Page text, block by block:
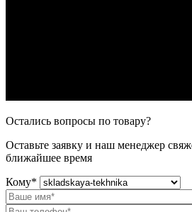
Остались вопросы по товару?
Оставьте заявку и наш менеджер
ближайшее время
Кому*